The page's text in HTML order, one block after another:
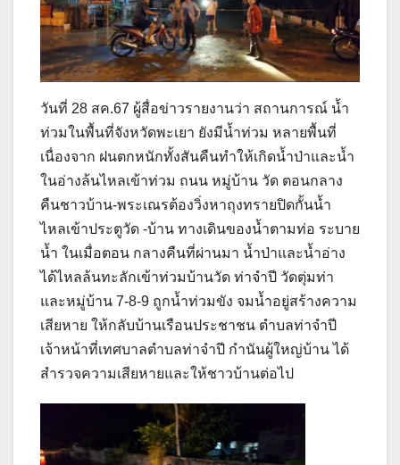
วันที่ 28 สค.67 ผู้สื่อข่าวรายงานว่า สถานการณ์ น้ำ
ท่วมในพื้นที่จังหวัดพะเยา ยังมีน้ำท่วม หลายพื้นที่
เนื่องจาก ฝนตกหนักทั้งสันคืนทำให้เกิดน้ำป่าและน้ำ
ในอ่างล้นไหลเข้าท่วม ถนน หมู่บ้าน วัด ตอนกลาง
คืนชาวบ้าน-พระเณรต้องวิ่งหาถุงทรายปิดกั้นน้ำ
ไหลเข้าประตูวัด -บ้าน ทางเดินของน้ำตามท่อ ระบาย
น้ำ ในเมื่อตอน กลางคืนที่ผ่านมา น้ำป่าและน้ำอ่าง
ได้ไหลล้นทะลักเข้าท่วมบ้านวัด ท่าจำปี วัดตุ่มท่า
และหมู่บ้าน 7-8-9 ถูกน้ำท่วมขัง จมน้ำอยู่สร้างความ
เสียหาย ให้กลับบ้านเรือนประชาชน ตำบลท่าจำปี
เจ้าหน้าที่เทศบาลตำบลท่าจำปี กำนันผู้ใหญ่บ้าน ได้
สำรวจความเสียหายและให้ชาวบ้านต่อไป